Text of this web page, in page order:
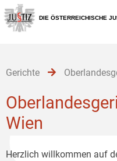
Zur
Hauptnavigation
[1]
Zum
Inhalt
[2]
Zum
Untermenü
[3]
DIE ÖSTERREICHISCHE
Gerichte
Wien
Herzlich willkommen auf